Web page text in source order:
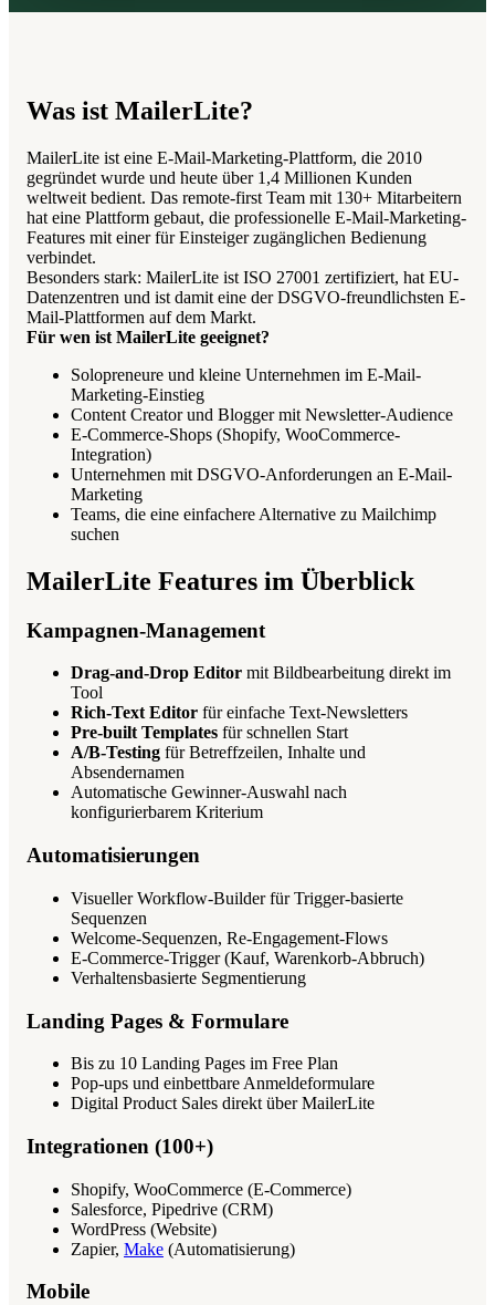
Was ist MailerLite?
MailerLite ist eine E-Mail-Marketing-Plattform, die 2010
gegründet wurde und heute über 1,4 Millionen Kunden
weltweit bedient. Das remote-first Team mit 130+ Mitarbeitern
hat eine Plattform gebaut, die professionelle E-Mail-Marketing-
Features mit einer für Einsteiger zugänglichen Bedienung
verbindet.
Besonders stark: MailerLite ist ISO 27001 zertifiziert, hat EU-
Datenzentren und ist damit eine der DSGVO-freundlichsten E-
Mail-Plattformen auf dem Markt.
Für wen ist MailerLite geeignet?
Solopreneure und kleine Unternehmen im E-Mail-
Marketing-Einstieg
Content Creator und Blogger mit Newsletter-Audience
E-Commerce-Shops (Shopify, WooCommerce-
Integration)
Unternehmen mit DSGVO-Anforderungen an E-Mail-
Marketing
Teams, die eine einfachere Alternative zu Mailchimp
suchen
MailerLite Features im Überblick
Kampagnen-Management
Drag-and-Drop Editor mit Bildbearbeitung direkt im
Tool
Rich-Text Editor für einfache Text-Newsletters
Pre-built Templates für schnellen Start
A/B-Testing für Betreffzeilen, Inhalte und
Absendernamen
Automatische Gewinner-Auswahl nach
konfigurierbarem Kriterium
Automatisierungen
Visueller Workflow-Builder für Trigger-basierte
Sequenzen
Welcome-Sequenzen, Re-Engagement-Flows
E-Commerce-Trigger (Kauf, Warenkorb-Abbruch)
Verhaltensbasierte Segmentierung
Landing Pages & Formulare
Bis zu 10 Landing Pages im Free Plan
Pop-ups und einbettbare Anmeldeformulare
Digital Product Sales direkt über MailerLite
Integrationen (100+)
Shopify, WooCommerce (E-Commerce)
Salesforce, Pipedrive (CRM)
WordPress (Website)
Zapier, Make (Automatisierung)
Mobile